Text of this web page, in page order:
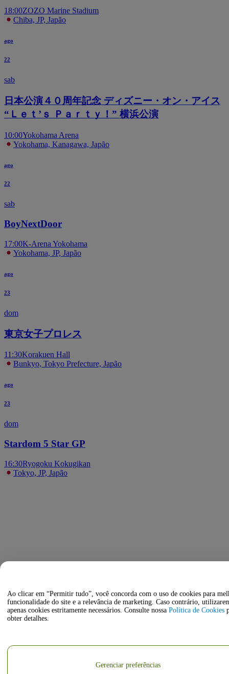
18:00ZOZO Marine Stadium
Chiba, JP, Japão
ago
22
sab
日本公演４０周年記念 ディズニー・オン・アイス
“Ｌｅｔ’ｓ Ｐａｒｔｙ！” 横浜公演
10:00Yokohama Arena
Yokohama, Kanagawa, Japão
ago
22
sab
BoyNextDoor
17:00K-Arena Yokohama
Yokohama, JP, Japão
ago
23
dom
東京女子プロレス
11:30Korakuen Hall
Bunkyo, Tokyo Prefecture, Japão
ago
23
dom
Stardom 5 Star GP
16:30Ryogoku Kokugikan
Tokyo, JP, Japão
Ao clicar em “Permitir tudo”, você concorda com o uso de cookies para
funcionalidade do site e a relevância de marketing. Caso contrário,
apenas cookies estritamente necessários. Consulte nossa Política de Cookies
obter detalhes.
Gerenciar preferências